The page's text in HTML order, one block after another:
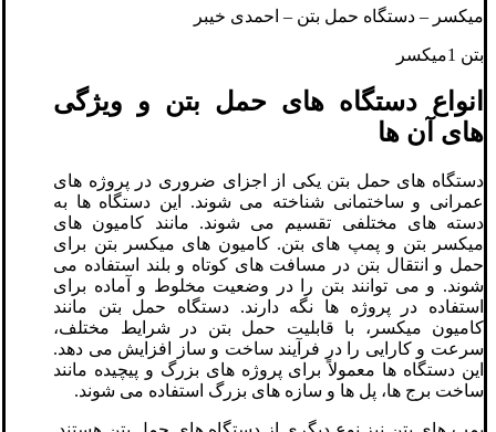
میکسر – دستگاه حمل بتن – احمدی خیبر
بتن 1میکسر
انواع دستگاه‌ های حمل بتن و ویژگی‌
های آن‌ ها
دستگاه ‌های حمل بتن یکی از اجزای ضروری در پروژه های
عمرانی و ساختمانی شناخته می ‌شوند. این دستگاه ‌ها به
دسته‌ های مختلفی تقسیم می ‌شوند. مانند کامیون‌ های
میکسر بتن و پمپ‌ های بتن. کامیون ‌های میکسر بتن برای
حمل و انتقال بتن در مسافت ‌های کوتاه و بلند استفاده می‌
شوند. و می‌ توانند بتن را در وضعیت مخلوط و آماده برای
استفاده در پروژه‌ ها نگه دارند. دستگاه حمل بتن مانند
کامیون میکسر، با قابلیت حمل بتن در شرایط مختلف،
سرعت و کارایی را در فرآیند ساخت و ساز افزایش می‌ دهد.
این دستگاه‌ ها معمولاً برای پروژه‌ های بزرگ و پیچیده مانند
ساخت برج ‌ها، پل‌ ها و سازه‌ های بزرگ استفاده می‌ شوند.